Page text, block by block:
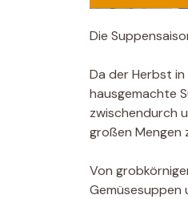
Die
Da der Herbst
hausgemachte
zwischendurch
großen Mengen
Von
Gemüsesuppen